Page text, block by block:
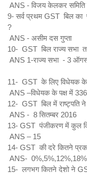
ANS - विजय केलकर समिति
9- सर्व प्रथम GST बिल का
?
ANS - असीम दस गुप्ता
10- GST बिल राज्य सभा
ANS 1-राज्य सभा - 3
11- GST के लिए विधेयक के
ANS –विधेयक के पक्ष में 336
12- GST बिल में राष्ट्पति
ANS - 8 सितम्बर 2016
13- GST पंजीकरण में कुल
ANS – 15
14- GST की दरे कितने
ANS-
15- लगभग कितने देशो ने